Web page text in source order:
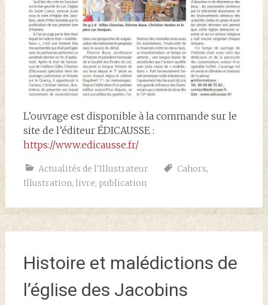
L’ouvrage est disponible à la commande sur le
site de l’éditeur ÉDICAUSSE :
https://www.edicausse.fr/
Actualités de l'Illustrateur Cahors,
Illustration, livre, publication
Histoire et malédictions de
l’église des Jacobins